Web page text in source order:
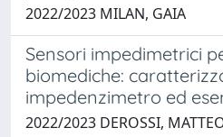
2022/2023 MILAN, GAIA
Sensori impedimetrici
biomediche:
impedenzimetro ed
2022/2023 DEROSSI,